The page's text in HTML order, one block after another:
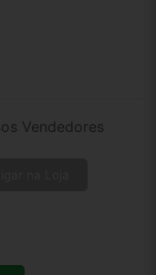
Vendedores